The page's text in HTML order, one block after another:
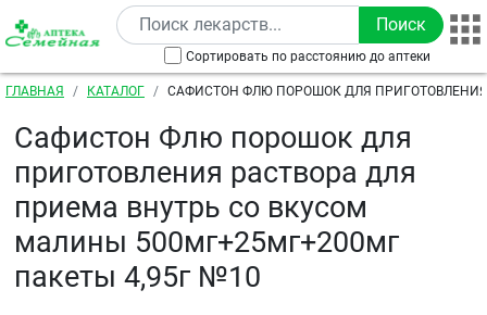
Перейти к основному содержанию
Сортировать по расстоянию до аптеки
Строка навигации
ГЛАВНАЯ КАТАЛОГ
САФИСТОН ФЛЮ ПОРОШОК ДЛЯ ПРИГОТОВЛЕНИЯ
4,95Г №10
Сафистон Флю порошок для
приготовления раствора для
приема внутрь со вкусом
малины 500мг+25мг+200мг
пакеты 4,95г №10